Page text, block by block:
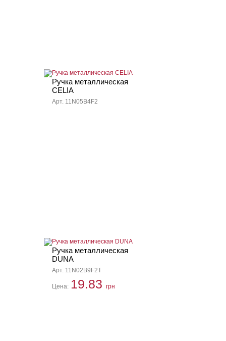
Ручка металлическая
CELIA
Арт. 11N05B4F2
Ручка металлическая
DUNA
Арт. 11N02B9F2T
Цена: 19.83 грн